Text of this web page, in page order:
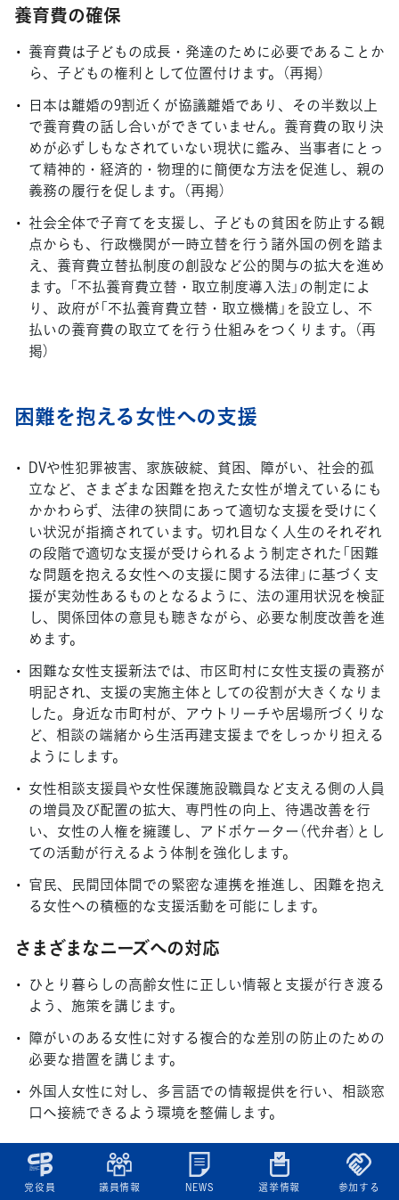
党役員 議員情報 NEWS 選挙情報 参加する
養育費の確保
養育費は子どもの成長・発達のために必要であることか
ら、子どもの権利として位置付けます。（再掲）
日本は離婚の9割近くが協議離婚であり、その半数以上
で養育費の話し合いができていません。養育費の取り決
めが必ずしもなされていない現状に鑑み、当事者にとっ
て精神的・経済的・物理的に簡便な方法を促進し、親の
義務の履行を促します。（再掲）
社会全体で子育てを支援し、子どもの貧困を防止する観
点からも、行政機関が一時立替を行う諸外国の例を踏ま
え、養育費立替払制度の創設など公的関与の拡大を進め
ます。「不払養育費立替・取立制度導入法」の制定によ
り、政府が「不払養育費立替・取立機構」を設立し、不
払いの養育費の取立てを行う仕組みをつくります。（再
掲）
困難を抱える女性への支援
DVや性犯罪被害、家族破綻、貧困、障がい、社会的孤
立など、さまざまな困難を抱えた女性が増えているにも
かかわらず、法律の狭間にあって適切な支援を受けにく
い状況が指摘されています。切れ目なく人生のそれぞれ
の段階で適切な支援が受けられるよう制定された「困難
な問題を抱える女性への支援に関する法律」に基づく支
援が実効性あるものとなるように、法の運用状況を検証
し、関係団体の意見も聴きながら、必要な制度改善を進
めます。
困難な女性支援新法では、市区町村に女性支援の責務が
明記され、支援の実施主体としての役割が大きくなりま
した。身近な市町村が、アウトリーチや居場所づくりな
ど、相談の端緒から生活再建支援までをしっかり担える
ようにします。
女性相談支援員や女性保護施設職員など支える側の人員
の増員及び配置の拡大、専門性の向上、待遇改善を行
い、女性の人権を擁護し、アドボケーター（代弁者）とし
ての活動が行えるよう体制を強化します。
官民、民間団体間での緊密な連携を推進し、困難を抱え
る女性への積極的な支援活動を可能にします。
さまざまなニーズへの対応
ひとり暮らしの高齢女性に正しい情報と支援が行き渡る
よう、施策を講じます。
障がいのある女性に対する複合的な差別の防止のための
必要な措置を講じます。
外国人女性に対し、多言語での情報提供を行い、相談窓
口へ接続できるよう環境を整備します。
障がい者への支援